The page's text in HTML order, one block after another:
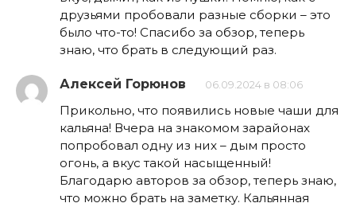
друзьями пробовали разные сборки – это
было что-то! Спасибо за обзор, теперь
знаю, что брать в следующий раз.
Алексей Горюнов 06.09.2024 в 08:06
Прикольно, что появились новые чаши для
кальяна! Вчера на знакомом зарайонах
попробовал одну из них – дым просто
огонь, а вкус такой насыщенный!
Благодарю авторов за обзор, теперь знаю,
что можно брать на заметку. Кальянная